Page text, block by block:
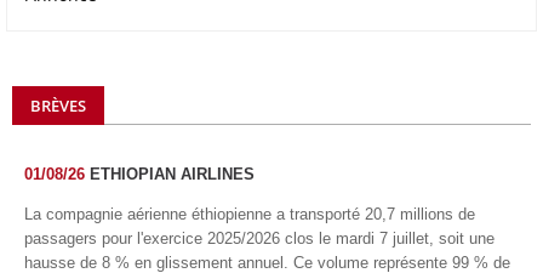
BRÈVES
01/08/26 ETHIOPIAN AIRLINES
La compagnie aérienne éthiopienne a transporté 20,7 millions de
passagers pour l'exercice 2025/2026 clos le mardi 7 juillet, soit une
hausse de 8 % en glissement annuel. Ce volume représente 99 % de